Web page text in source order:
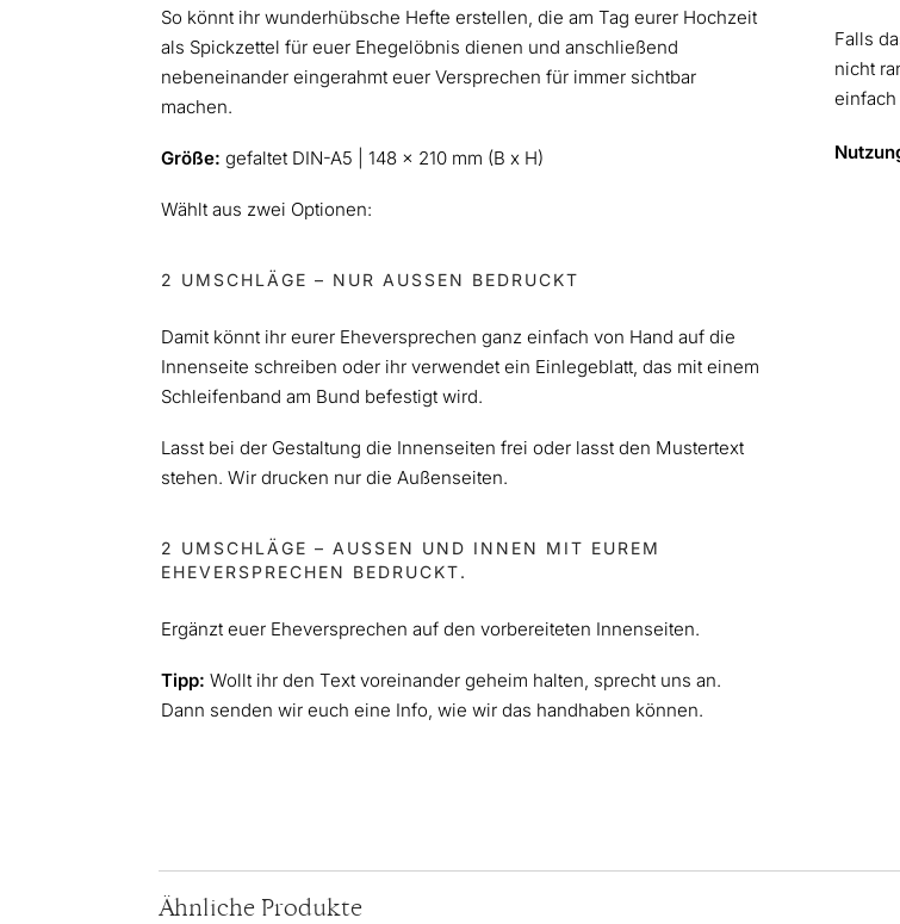
So könnt ihr wunderhübsche Hefte erstellen, die am Tag eurer Hochzeit
als Spickzettel für euer Ehegelöbnis dienen und anschließend
nebeneinander eingerahmt euer Versprechen für immer sichtbar
machen.
Größe: gefaltet DIN-A5 | 148 x 210 mm (B x H)
Wählt aus zwei Optionen:
2 UMSCHLÄGE – NUR AUSSEN BEDRUCKT
Damit könnt ihr eurer Eheversprechen ganz einfach von Hand auf die
Innenseite schreiben oder ihr verwendet ein Einlegeblatt, das mit einem
Schleifenband am Bund befestigt wird.
Lasst bei der Gestaltung die Innenseiten frei oder lasst den Mustertext
stehen. Wir drucken nur die Außenseiten.
2 UMSCHLÄGE – AUSSEN UND INNEN MIT EUREM E
HEVERSPRECHEN BEDRUCKT.
Ergänzt euer Eheversprechen auf den vorbereiteten Innenseiten.
Tipp: Wollt ihr den Text voreinander geheim halten, sprecht uns an.
Dann senden wir euch eine Info, wie wir das handhaben können.
Falls
nicht
Ähnliche Produkte